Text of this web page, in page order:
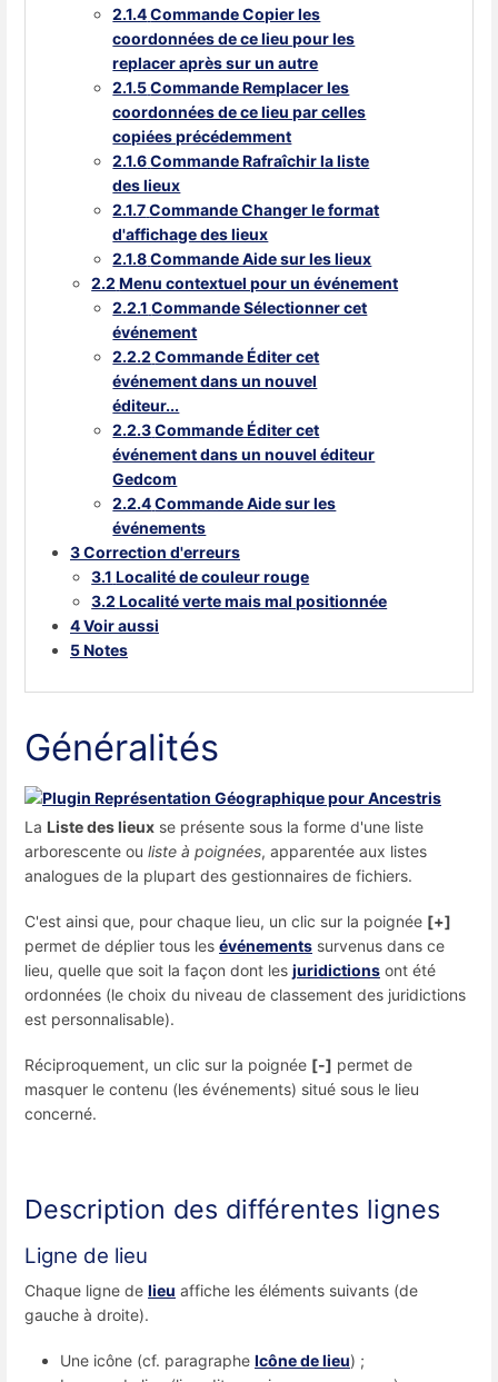
2.1.4Commande Copier les
coordonnées de ce lieu pour les
replacer après sur un autre
2.1.5Commande Remplacer les
coordonnées de ce lieu par celles
copiées précédemment
2.1.6Commande Rafraîchir la liste
des lieux
2.1.7Commande Changer le format
d'affichage des lieux
2.1.8Commande Aide sur les lieux
2.2 Menu contextuel pour un événement
2.2.1 Commande Sélectionner cet
événement
2.2.2 Commande Éditer cet
événement dans un nouvel
éditeur...
2.2.3Commande Éditer cet
événement dans un nouvel éditeur
Gedcom
2.2.4Commande Aide sur les
événements
3Correction d'erreurs
3.1 Localité de couleur rouge
3.2 Localité verte mais mal positionnée
4Voir aussi
5Notes
Généralités
La Liste des lieux se présente sous la forme d'une liste
arborescente ou liste à poignées, apparentée aux listes
analogues de la plupart des gestionnaires de fichiers.
C'est ainsi que, pour chaque lieu, un clic sur la poignée [+]
permet de déplier tous les événements survenus dans ce
lieu, quelle que soit la façon dont les juridictions ont été
ordonnées (le choix du niveau de classement des juridictions
est personnalisable).
Réciproquement, un clic sur la poignée [-] permet de
masquer le contenu (les événements) situé sous le lieu
concerné.
Description des différentes lignes
Ligne de lieu
Chaque ligne de lieu affiche les éléments suivants (de
gauche à droite).
Une icône (cf. paragraphe Icône de lieu) ;